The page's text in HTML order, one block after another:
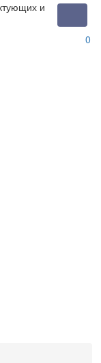
и
0